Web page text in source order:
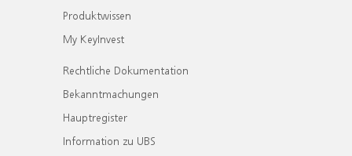
Produktwissen
My KeyInvest
Rechtliche Dokumentation
Bekanntmachungen
Hauptregister
Information zu UBS